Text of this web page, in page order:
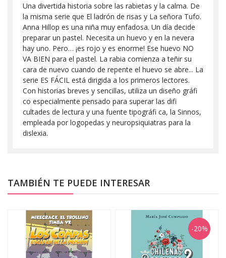
Una divertida historia sobre las rabietas y la calma. De
la misma serie que El ladrón de risas y La señora Tufo.
Anna Hillop es una niña muy enfadosa. Un día decide
preparar un pastel. Necesita un huevo y en la nevera
hay uno. Pero… ¡es rojo y es enorme! Ese huevo NO
VA BIEN para el pastel. La rabia comienza a teñir su
cara de nuevo cuando de repente el huevo se abre... La
serie ES FÁCIL está dirigida a los primeros lectores.
Con historias breves y sencillas, utiliza un diseño gráfi
co especialmente pensado para superar las difi
cultades de lectura y una fuente tipográfi ca, la Sinnos,
empleada por logopedas y neuropsiquiatras para la
dislexia.
TAMBIÉN TE PUEDE INTERESAR
-20%